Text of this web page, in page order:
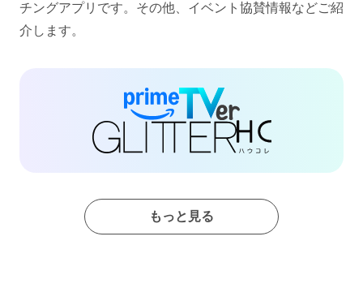
チングアプリです。その他、イベント協賛情報などご紹
介します。
もっと見る